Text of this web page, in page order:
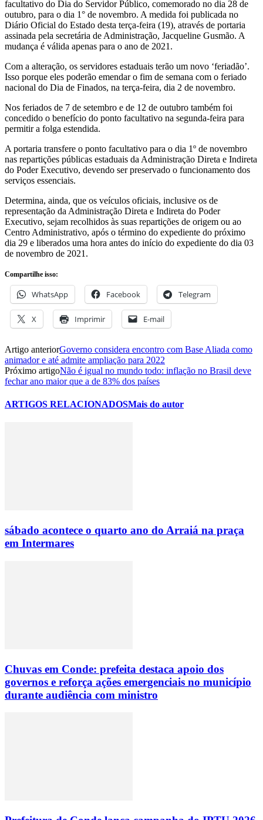
facultativo do Dia do Servidor Público, comemorado no dia 28 de
outubro, para o dia 1° de novembro. A medida foi publicada no
Diário Oficial do Estado desta terça-feira (19), através de portaria
assinada pela secretária de Administração, Jacqueline Gusmão. A
mudança é válida apenas para o ano de 2021.
Com a alteração, os servidores estaduais terão um novo ‘feriadão’.
Isso porque eles poderão emendar o fim de semana com o feriado
nacional do Dia de Finados, na terça-feira, dia 2 de novembro.
Nos feriados de 7 de setembro e de 12 de outubro também foi
concedido o benefício do ponto facultativo na segunda-feira para
permitir a folga estendida.
A portaria transfere o ponto facultativo para o dia 1º de novembro
nas repartições públicas estaduais da Administração Direta e Indireta
do Poder Executivo, devendo ser preservado o funcionamento dos
serviços essenciais.
Determina, ainda, que os veículos oficiais, inclusive os de
representação da Administração Direta e Indireta do Poder
Executivo, sejam recolhidos às suas repartições de origem ou ao
Centro Administrativo, após o término do expediente do próximo
dia 29 e liberados uma hora antes do início do expediente do dia 03
de novembro de 2021.
Compartilhe isso:
WhatsApp Facebook Telegram
X Imprimir E-mail
Artigo anteriorGoverno considera encontro com Base Aliada como
animador e até admite ampliação para 2022
Próximo artigoNão é igual no mundo todo: inflação no Brasil deve
fechar ano maior que a de 83% dos países
ARTIGOS RELACIONADOSMais do autor
sábado acontece o quarto ano do Arraiá na praça
em Intermares
Chuvas em Conde: prefeita destaca apoio dos
governos e reforça ações emergenciais no município
durante audiência com ministro